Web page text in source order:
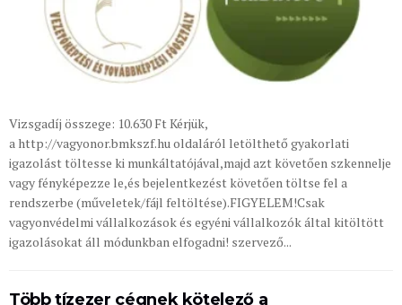
Vizsgadíj összege: 10.630 Ft Kérjük,
a http://vagyonor.bmkszf.hu oldaláról letölthető gyakorlati
igazolást töltesse ki munkáltatójával,majd azt követően szkennelje
vagy fényképezze le,és bejelentkezést követően töltse fel a
rendszerbe (műveletek/fájl feltöltése).FIGYELEM!Csak
vagyonvédelmi vállalkozások és egyéni vállalkozók által kitöltött
igazolásokat áll módunkban elfogadni! szervező...
Több tízezer cégnek kötelező a